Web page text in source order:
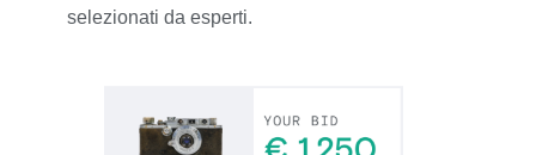
selezionati da esperti.